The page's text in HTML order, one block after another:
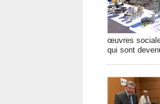
œuvres
qui sont